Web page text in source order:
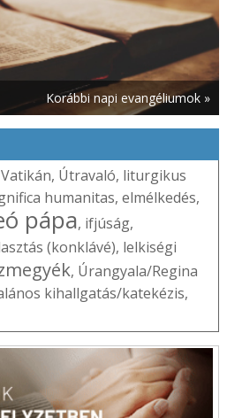
Korábbi napi evangéliumok »
Vatikán, Útravaló, liturgikus
humanitas, elmélkedés,
pápa, ifjúság,
(konklávé), lelkiségi
, Úrangyala/Regina
kihallgatás/katekézis,